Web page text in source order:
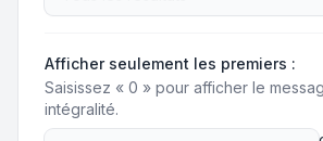
Afficher seulement les premiers :
Saisissez « 0 » pour afficher le
intégralité.